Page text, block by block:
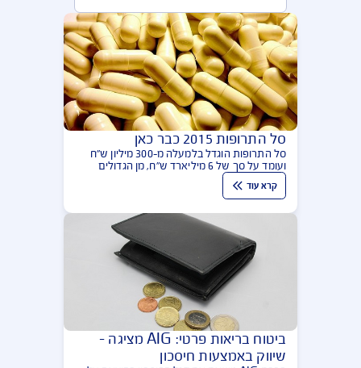
הפופולריות ביותר
סל התרופות 2015 כבר כאן
סל התרופות הוגדל בלמעלה מ-300 מיליון ש"ח
ועומד על סך של 6 מיליארד ש"ח, מן הגדולים
והעשירים בעולם. יחד עם זאת זה הזמן לבדוק את
פוליסות ביטוח הבריאות